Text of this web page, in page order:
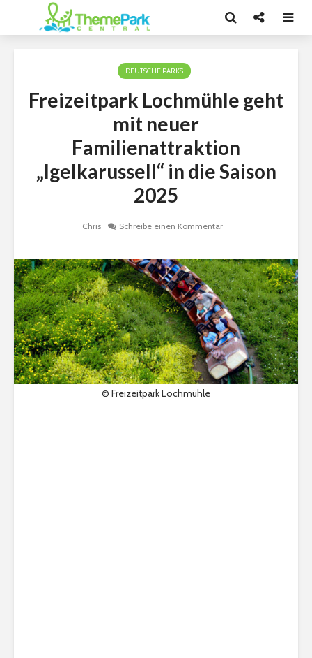
DEUTSCHE PARKS
Freizeitpark Lochmühle geht
mit neuer
Familienattraktion
„Igelkarussell“ in die Saison
2025
Chris Schreibe einen Kommentar
© Freizeitpark Lochmühle